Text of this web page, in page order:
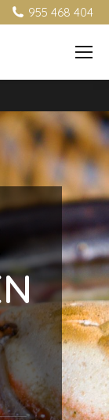
955 468 404